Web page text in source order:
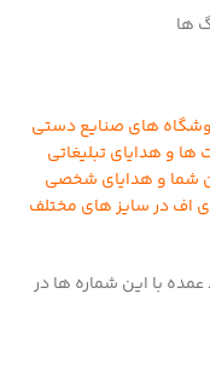
ها
های صنایع دستی
و هدایای تبلیغاتی
شما و هدایای شخصی
اف در سایز های مختلف
عمده با این شماره ها در